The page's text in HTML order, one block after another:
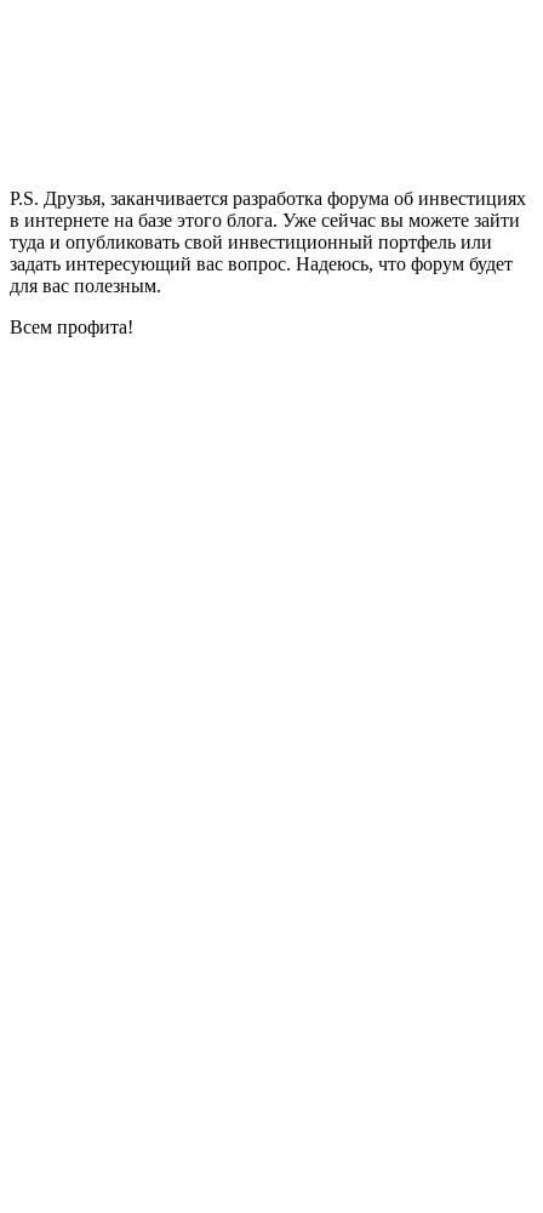
P.S. Друзья, заканчивается разработка форума об инвестициях
в интернете на базе этого блога. Уже сейчас вы можете зайти
туда и опубликовать свой инвестиционный портфель или
задать интересующий вас вопрос. Надеюсь, что форум будет
для вас полезным.
Всем профита!